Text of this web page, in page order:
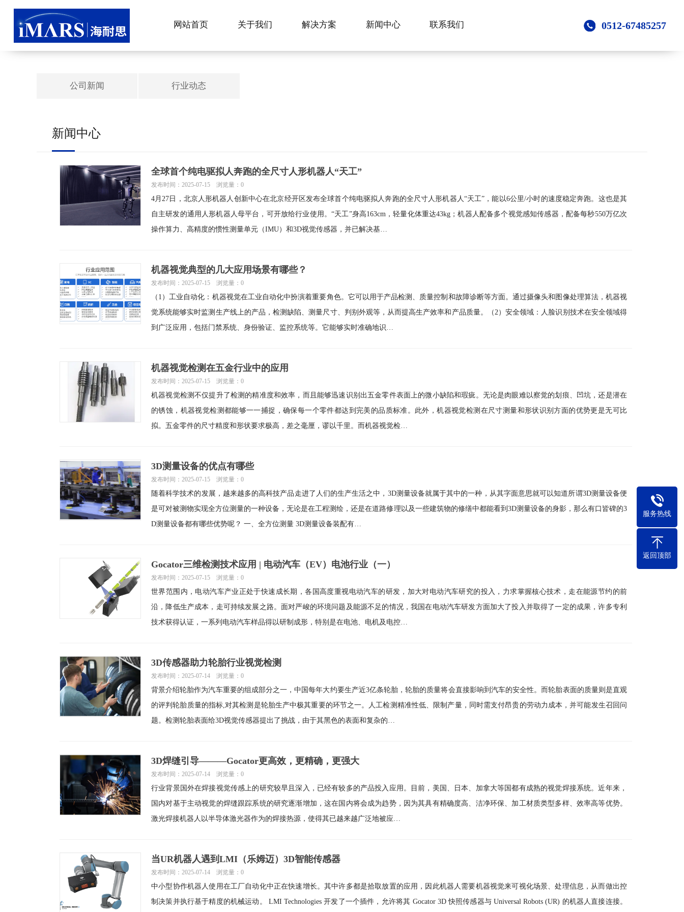
网站首页 关于我们 解决方案 新闻中心 联系我们 0512-67485257
文件大小为0
公司新闻 行业动态
新闻中心
全球首个纯电驱拟人奔跑的全尺寸人形机器人“天工”
发布时间：2025-07-15 浏览量：0
4月27日，北京人形机器人创新中心在北京经开区发布全球首个纯电驱拟人奔跑的全尺寸人形机器人“天工”，能以6公里/小时的速度稳定奔跑。这也是其
自主研发的通用人形机器人母平台，可开放给行业使用。“天工”身高163cm，轻量化体重达43kg；机器人配备多个视觉感知传感器，配备每秒550万亿次
操作算力、高精度的惯性测量单元（IMU）和3D视觉传感器，并已解决基…
机器视觉典型的几大应用场景有哪些？
发布时间：2025-07-15 浏览量：0
（1）工业自动化：机器视觉在工业自动化中扮演着重要角色。它可以用于产品检测、质量控制和故障诊断等方面。通过摄像头和图像处理算法，机器视
觉系统能够实时监测生产线上的产品，检测缺陷、测量尺寸、判别外观等，从而提高生产效率和产品质量。（2）安全领域：人脸识别技术在安全领域得
到广泛应用，包括门禁系统、身份验证、监控系统等。它能够实时准确地识…
机器视觉检测在五金行业中的应用
发布时间：2025-07-15 浏览量：0
机器视觉检测不仅提升了检测的精准度和效率，而且能够迅速识别出五金零件表面上的微小缺陷和瑕疵。无论是肉眼难以察觉的划痕、凹坑，还是潜在
的锈蚀，机器视觉检测都能够一一捕捉，确保每一个零件都达到完美的品质标准。此外，机器视觉检测在尺寸测量和形状识别方面的优势更是无可比
拟。五金零件的尺寸精度和形状要求极高，差之毫厘，谬以千里。而机器视觉检…
3D测量设备的优点有哪些
发布时间：2025-07-15 浏览量：0
随着科学技术的发展，越来越多的高科技产品走进了人们的生产生活之中，3D测量设备就属于其中的一种，从其字面意思就可以知道所谓3D测量设备便
是可对被测物实现全方位测量的一种设备，无论是在工程测绘，还是在道路修理以及一些建筑物的修缮中都能看到3D测量设备的身影，那么有口皆碑的3
D测量设备都有哪些优势呢？ 一、全方位测量 3D测量设备装配有…
Gocator三维检测技术应用 | 电动汽车（EV）电池行业（一）
发布时间：2025-07-15 浏览量：0
世界范围内，电动汽车产业正处于快速成长期，各国高度重视电动汽车的研发，加大对电动汽车研究的投入，力求掌握核心技术，走在能源节约的前
沿，降低生产成本，走可持续发展之路。面对严峻的环境问题及能源不足的情况，我国在电动汽车研发方面加大了投入并取得了一定的成果，许多专利
技术获得认证，一系列电动汽车样品得以研制成形，特别是在电池、电机及电控…
3D传感器助力轮胎行业视觉检测
发布时间：2025-07-14 浏览量：0
背景介绍轮胎作为汽车重要的组成部分之一，中国每年大约要生产近3亿条轮胎，轮胎的质量将会直接影响到汽车的安全性。而轮胎表面的质量则是直观
的评判轮胎质量的指标,对其检测是轮胎生产中极其重要的环节之一。人工检测精准性低、限制产量，同时需支付昂贵的劳动力成本，并可能发生召回问
题。检测轮胎表面给3D视觉传感器提出了挑战，由于其黑色的表面和复杂的…
3D焊缝引导———Gocator更高效，更精确，更强大
发布时间：2025-07-14 浏览量：0
行业背景国外在焊接视觉传感上的研究较早且深入，已经有较多的产品投入应用。目前，美国、日本、加拿大等国都有成熟的视觉焊接系统。近年来，
国内对基于主动视觉的焊缝跟踪系统的研究逐渐增加，这在国内将会成为趋势，因为其具有精确度高、洁净环保、加工材质类型多样、效率高等优势。
激光焊接机器人以半导体激光器作为的焊接热源，使得其已越来越广泛地被应…
当UR机器人遇到LMI（乐姆迈）3D智能传感器
发布时间：2025-07-14 浏览量：0
中小型协作机器人使用在工厂自动化中正在快速增长。其中许多都是拾取放置的应用，因此机器人需要机器视觉来可视化场景、处理信息，从而做出控
制决策并执行基于精度的机械运动。 LMI Technologies 开发了一个插件，允许将其 Gocator 3D 快照传感器与 Universal Robots (UR) 的机器人直接连接。
服务热线
返回顶部